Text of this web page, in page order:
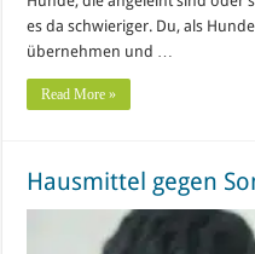
es da schwieriger. Du, als
übernehmen und …
Read More »
Hausmittel gegen